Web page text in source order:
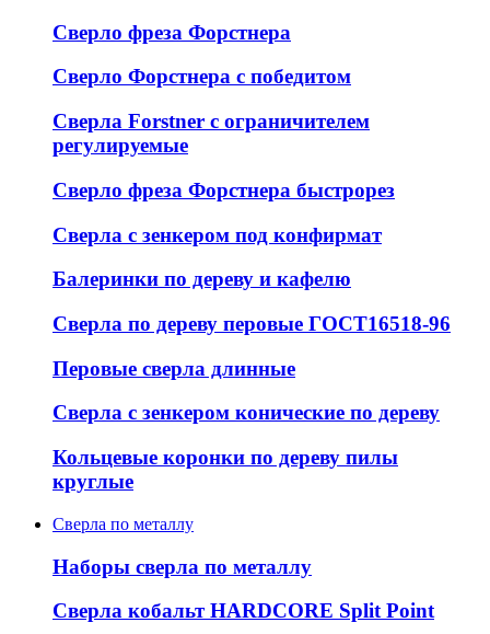
Сверло фреза Форстнера
Сверло Форстнера с победитом
Сверла Forstner с ограничителем
регулируемые
Сверло фреза Форстнера быстрорез
Сверла с зенкером под конфирмат
Балеринки по дереву и кафелю
Сверла по дереву перовые ГОСТ16518-96
Перовые сверла длинные
Сверла с зенкером конические по дереву
Кольцевые коронки по дереву пилы
круглые
Сверла по металлу
Наборы сверла по металлу
Сверла кобальт HARDCORE Split Point